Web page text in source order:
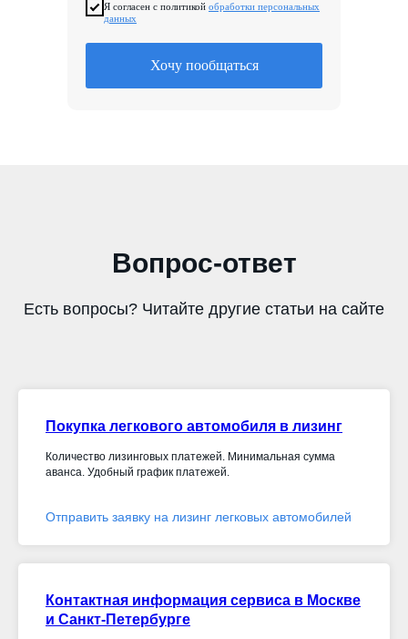
Я согласен с политикой обработки персональных
данных
Хочу пообщаться
Вопрос-ответ
Есть вопросы? Читайте другие статьи на сайте
Покупка легкового автомобиля в лизинг
Количество лизинговых платежей. Минимальная сумма
аванса. Удобный график платежей.
Отправить заявку на лизинг легковых автомобилей
Контактная информация сервиса в Москве
и Санкт-Петербурге